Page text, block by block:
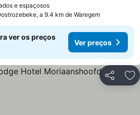
e espaçosos
a 9.4 km de Waregem
ver os preços
Ver preços
Partilhar